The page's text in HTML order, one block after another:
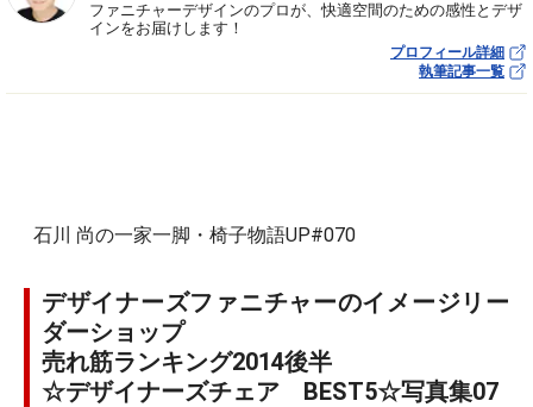
ファニチャーデザインのプロが、快適空間のための感性とデザ
インをお届けします！
プロフィール詳細
執筆記事一覧
石川 尚の一家一脚・椅子物語UP#070
デザイナーズファニチャーのイメージリー
ダーショップ
売れ筋ランキング2014後半
☆デザイナーズチェア BEST5☆写真集07